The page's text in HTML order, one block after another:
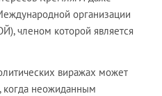
организации
членом которой является
виражах может
когда неожиданным